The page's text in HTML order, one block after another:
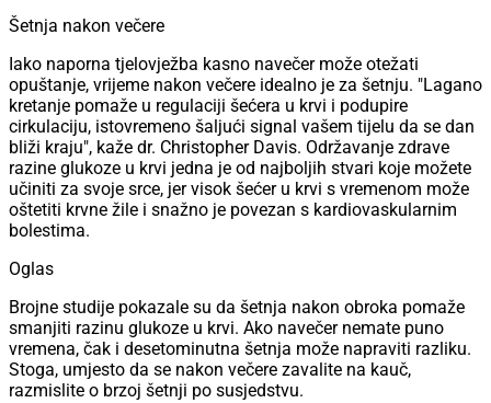
Šetnja nakon večere
Iako naporna tjelovježba kasno navečer može otežati
opuštanje, vrijeme nakon večere idealno je za šetnju. "Lagano
kretanje pomaže u regulaciji šećera u krvi i podupire
cirkulaciju, istovremeno šaljući signal vašem tijelu da se dan
bliži kraju", kaže dr. Christopher Davis. Održavanje zdrave
razine glukoze u krvi jedna je od najboljih stvari koje možete
učiniti za svoje srce, jer visok šećer u krvi s vremenom može
oštetiti krvne žile i snažno je povezan s kardiovaskularnim
bolestima.
Oglas
Brojne studije pokazale su da šetnja nakon obroka pomaže
smanjiti razinu glukoze u krvi. Ako navečer nemate puno
vremena, čak i desetominutna šetnja može napraviti razliku.
Stoga, umjesto da se nakon večere zavalite na kauč,
razmislite o brzoj šetnji po susjedstvu.